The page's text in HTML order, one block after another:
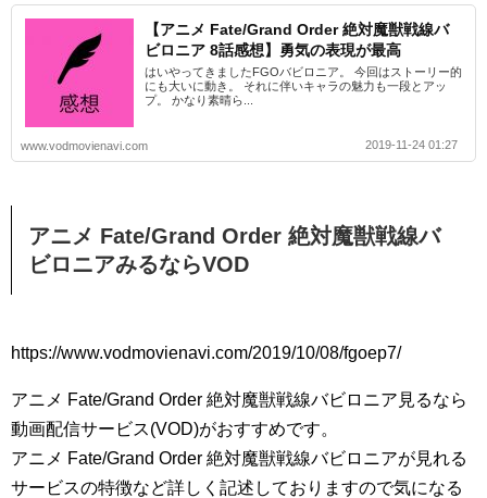
【アニメ Fate/Grand Order 絶対魔獣戦線バ
ビロニア 8話感想】勇気の表現が最高
はいやってきましたFGOバビロニア。 今回はストーリー的
にも大いに動き。 それに伴いキャラの魅力も一段とアッ
プ。 かなり素晴ら...
www.vodmovienavi.com 2019-11-24 01:27
アニメ Fate/Grand Order 絶対魔獣戦線バ
ビロニアみるならVOD
https://www.vodmovienavi.com/2019/10/08/fgoep7/
アニメ Fate/Grand Order 絶対魔獣戦線バビロニア見るなら
動画配信サービス(VOD)がおすすめです。
アニメ Fate/Grand Order 絶対魔獣戦線バビロニアが見れる
サービスの特徴など詳しく記述しておりますので気になる